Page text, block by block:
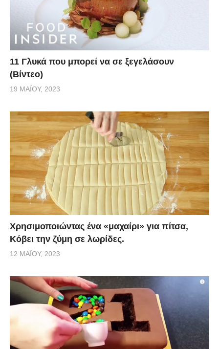
11 Γλυκά που μπορεί να σε ξεγελάσουν
(Βίντεο)
19 ΜΑΪ́ΟΥ, 2023
Χρησιμοποιώντας ένα «μαχαίρι» για πίτσα,
Κόβει την ζύμη σε λωρίδες.
12 ΜΑΪ́ΟΥ, 2023